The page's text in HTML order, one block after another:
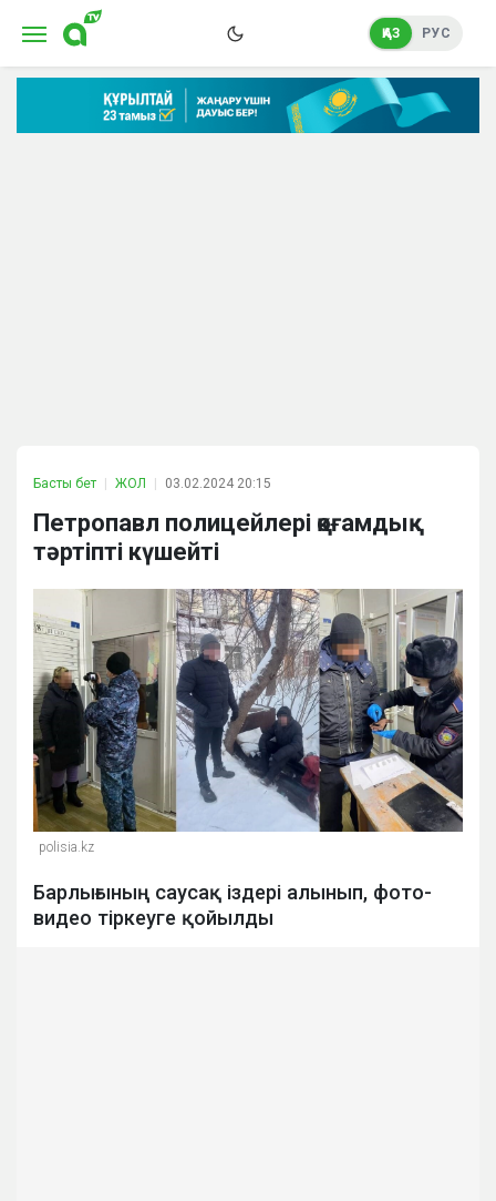
ҚАЗ РУС
Басты бет ЖОЛ 03.02.2024 20:15
Петропавл полицейлері қоғамдық
тәртіпті күшейті
polisia.kz
Барлығының саусақ іздері алынып, фото-
видео тіркеуге қойылды